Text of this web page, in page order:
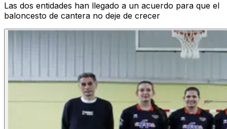
Las dos entidades han llegado a un acuerdo para que el
baloncesto de cantera no deje de crecer